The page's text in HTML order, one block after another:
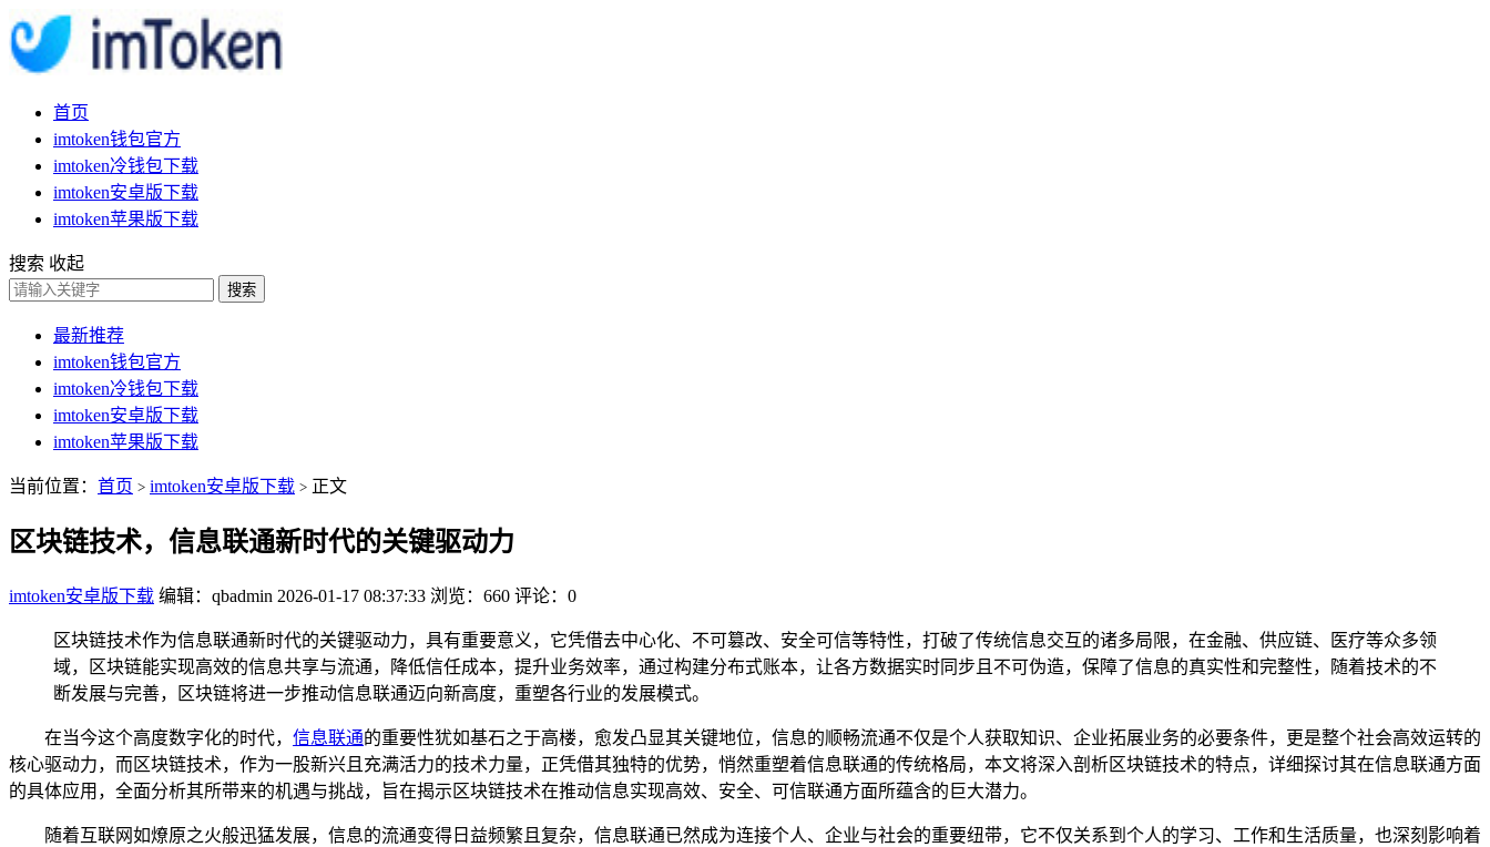
首页
imtoken钱包官方
imtoken冷钱包下载
imtoken安卓版下载
imtoken苹果版下载
搜索 收起
搜索
最新推荐
imtoken钱包官方
imtoken冷钱包下载
imtoken安卓版下载
imtoken苹果版下载
当前位置： 首页 > imtoken安卓版下载 > 正文
区块链技术，信息联通新时代的关键驱动力
imtoken安卓版下载 编辑：qbadmin 2026-01-17 08:37:33 浏览：660 评论：0
区块链技术作为信息联通新时代的关键驱动力，具有重要意义，它凭借去中心化、不可篡改、安全可信等特性，打破了传统信息交互的诸多局限，在金融、供应链、医疗等众多领
域，区块链能实现高效的信息共享与流通，降低信任成本，提升业务效率，通过构建分布式账本，让各方数据实时同步且不可伪造，保障了信息的真实性和完整性，随着技术的不
断发展与完善，区块链将进一步推动信息联通迈向新高度，重塑各行业的发展模式。
在当今这个高度数字化的时代， 信息联通的重要性犹如基石之于高楼，愈发凸显其关键地位，信息的顺畅流通不仅是个人获取知识、企业拓展业务的必要条件，更是整个社会高效运转的
核心驱动力，而区块链技术，作为一股新兴且充满活力的技术力量，正凭借其独特的优势，悄然重塑着信息联通的传统格局，本文将深入剖析区块链技术的特点，详细探讨其在信息联通方面
的具体应用，全面分析其所带来的机遇与挑战，旨在揭示区块链技术在推动信息实现高效、安全、可信联通方面所蕴含的巨大潜力。
随着互联网如燎原之火般迅猛发展，信息的流通变得日益频繁且复杂，信息联通已然成为连接个人、企业与社会的重要纽带，它不仅关系到个人的学习、工作和生活质量，也深刻影响着